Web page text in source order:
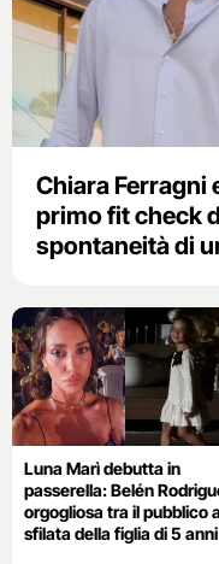
Chiara Ferragni
primo fit check
spontaneità di
Luna Marì debutta in
passerella: Belén
orgogliosa tra il pubblico
sfilata della figlia di 5 anni